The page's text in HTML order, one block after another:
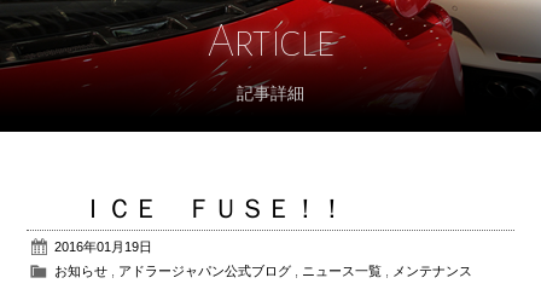
購入から納車までの流れ
公式ブログ
会社概要
Article
記事詳細
ＩＣＥ ＦＵＳＥ！！
2016年01月19日
お知らせ
アドラージャパン公式ブログ ニュース一覧 メンテナンス